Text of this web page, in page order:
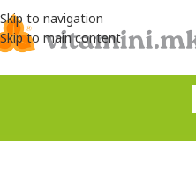
Skip to navigation
Skip to main content